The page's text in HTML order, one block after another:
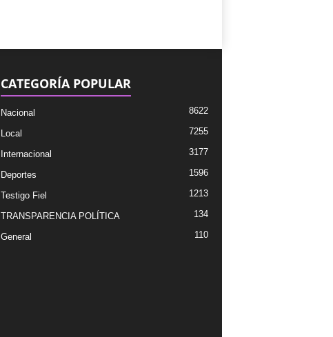
CATEGORÍA POPULAR
Nacional 8622
Local 7255
Internacional 3177
Deportes 1596
Testigo Fiel 1213
TRANSPARENCIA POLÍTICA 134
General 110